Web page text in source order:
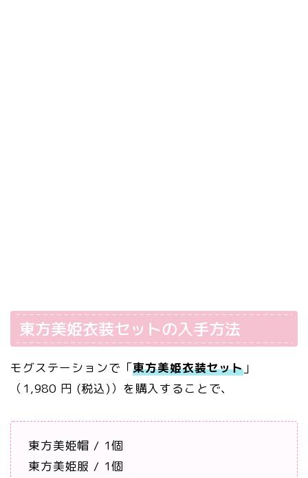
東方美姫衣装セットの入手方法
モグステーションで「東方美姫衣装セット」
（1,980 円 (税込)）を購入することで、
東方美姫帽 / 1個
東方美姫服 / 1個